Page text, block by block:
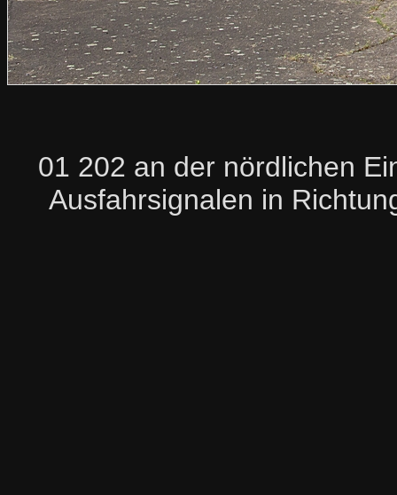
01 202 an der nördlichen
Ausfahrsignalen in